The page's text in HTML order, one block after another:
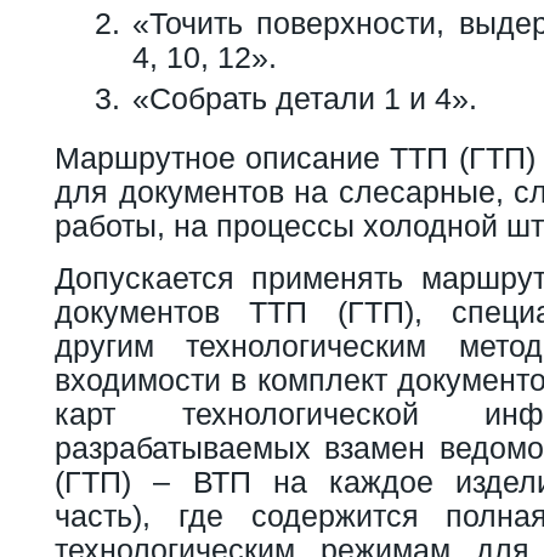
«Точить поверхности,
4, 10, 12».
«Собрать детали 1 и 4».
Маршрутное описание ТТП (ГТП)
для документов на слесарные,
работы, на процессы холодной
Допускается применять
документов ТТП (ГТП),
другим технологическим
входимости в комплект
карт технологической
разрабатываемых взамен
(ГТП) – ВТП на каждое
часть), где содержится
технологическим режимам